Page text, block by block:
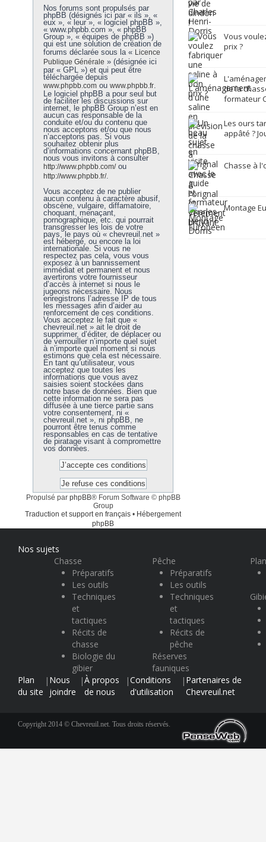
Nos forums sont propulsés par
phpBB (désignés ici par « ils », «
eux », « leur », « logiciel phpBB »,
« www.phpbb.com », « phpBB
Group », « équipes de phpBB »)
qui est une solution de création de
forums déclarée sous la « Licence
Publique Générale » (désignée ici
par « GPL ») et qui peut être
téléchargée depuis
www.phpbb.com ou www.phpbb.fr.
Le logiciel phpBB a pour seul but
de faciliter les discussions sur
internet, le phpBB Group n’est en
aucun cas responsable de la
conduite et/ou du contenu que
nous acceptons et/ou que nous
n’acceptons pas. Si vous
souhaitez obtenir plus
d’informations concernant phpBB,
nous vous invitons à consulter
http://www.phpbb.com/ou
http://www.phpbb.fr/.
Vous acceptez de ne publier
aucun contenu à caractère abusif,
obscène, vulgaire, diffamatoire,
choquant, menaçant,
pornographique, etc. qui pourrait
transgresser les lois de votre
pays, le pays où « chevreuil.net »
est hébergé, ou encore la loi
internationale. Si vous ne
respectez pas cela, vous vous
exposez à un bannissement
immédiat et permanent et nous
avertirons votre fournisseur
d’accès à internet si nous le
jugeons nécessaire. Nous
enregistrons l’adresse IP de tous
les messages afin d’aider au
renforcement de ces conditions.
Vous acceptez le fait que «
chevreuil.net » ait le droit de
supprimer, d’éditer, de déplacer ou
de verrouiller n’importe quel sujet
à n’importe quel moment si nous
estimons que cela est nécessaire.
En tant qu’utilisateur, vous
acceptez que toutes les
informations que vous avez
saisies soient stockées dans
notre base de données. Bien que
cette information ne sera pas
diffusée à une tierce partie sans
votre consentement, ni «
chevreuil.net », ni phpBB, ne
pourront être tenus comme
responsables en cas de tentative
de piratage visant à compromettre
vos données.
Propulsé par phpBB® Forum Software © phpBB
Group
Traduction et support en français • Hébergement
phpBB
Vous
prix ?
de la
formateur
Les ours
appâté ?
Chasse à
Montage
Nos sujets
Chasse
Préparatifs
Les outils
Techniques
et
tactiques
Récits de
chasse
Biologie du
gibier
Pêche
Préparatifs
Les outils
Techniques
et
tactiques
Récits de
pêche
Réserves
fauniques
Plan
du site
| Nous
joindre
|À propos
de nous
|Conditions
d'utilisation
| Partenaires de
Chevreuil.net
Copyright 2014 © Chevreuil.net. Tous droits réservés.